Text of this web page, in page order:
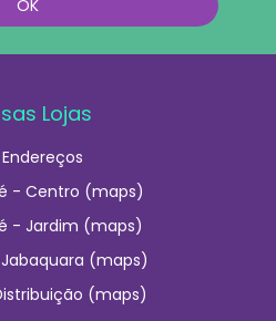
Lojas
- Centro (maps)
- Jardim (maps)
(maps)
(maps)